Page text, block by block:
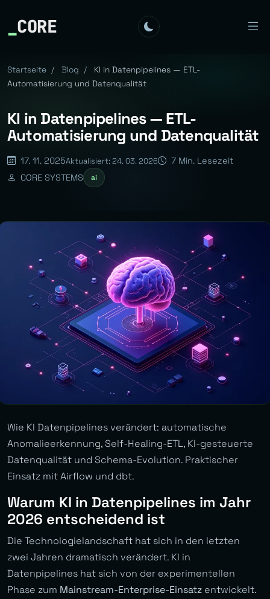
_CORE
Startseite / Blog /
KI in Datenpipelines — ETL-
Automatisierung und Datenqualität
KI in Datenpipelines — ETL-
Automatisierung und Datenqualität
17. 11. 2025Aktualisiert: 24. 03. 2026
7 Min. Lesezeit
CORE SYSTEMS
ai
Wie KI Datenpipelines verändert: automatische
Anomalieerkennung, Self-Healing-ETL, KI-gesteuerte
Datenqualität und Schema-Evolution. Praktischer
Einsatz mit Airflow und dbt.
Warum KI in Datenpipelines im Jahr
2026 entscheidend ist
Die Technologielandschaft hat sich in den letzten
zwei Jahren dramatisch verändert. KI in
Datenpipelines hat sich von der experimentellen
Phase zum Mainstream-Enterprise-Einsatz entwickelt.